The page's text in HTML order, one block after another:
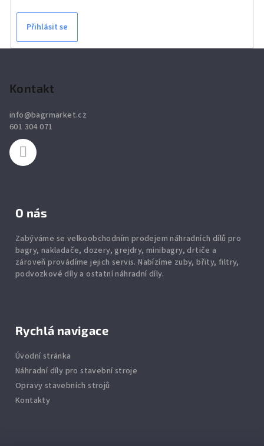
Přihlásit se
Kontakt
info@bagrmarket.cz
601 304 071
O nás
Zabýváme se velkoobchodním prodejem náhradních dílů pro
bagry, nakladače, dozery, grejdry, minibagry, drtiče a
zároveň provádíme jejich servis. Nabízíme zuby,břity,filtry,
podvozkové díly a ostatní náhradní díly.
Rychlá navigace
Úvodní stránka
Náhradní díly pro stavební stroje
Opravy stavebních strojů
Kontakty